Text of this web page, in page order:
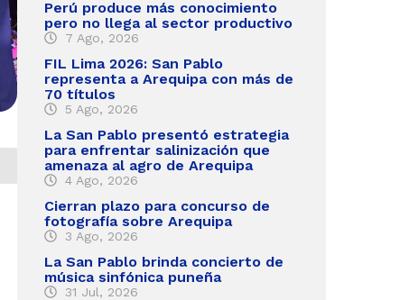
Perú produce más conocimiento
pero no llega al sector productivo
7 Ago, 2026
FIL Lima 2026: San Pablo
representa a Arequipa con más de
70 títulos
5 Ago, 2026
La San Pablo presentó estrategia
para enfrentar salinización que
amenaza al agro de Arequipa
4 Ago, 2026
Cierran plazo para concurso de
fotografía sobre Arequipa
3 Ago, 2026
La San Pablo brinda concierto de
música sinfónica puneña
31 Jul, 2026